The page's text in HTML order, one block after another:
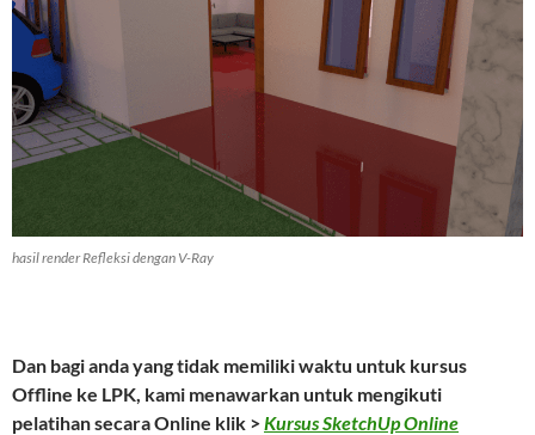
hasil render Refleksi dengan V-Ray
Dan bagi anda yang tidak memiliki waktu untuk kursus
Offline ke LPK, kami menawarkan untuk mengikuti
pelatihan secara Online klik > Kursus SketchUp Online